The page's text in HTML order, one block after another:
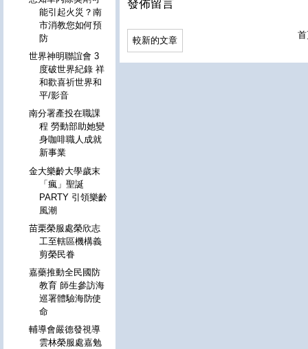
發佈留言
較新的文章
能引起火災？南
市消教您如何預
防
世界神明聯誼會 3
度破世界紀錄 祥
和歡喜祈世界和
平/影音
南分署產投在職課
程 勞動部助她變
身咖啡職人成就
新事業
金大樂齡大學歲末
「瘋」聖誕
PARTY 引領樂齡
風潮
苗栗榮服處榮欣志
工至轄區機構義
剪榮民眷
嘉藥推動全民國防
教育 師生參訪海
巡署體驗海防使
命
輔導會嚴德發視導
雲林榮服處嘉勉